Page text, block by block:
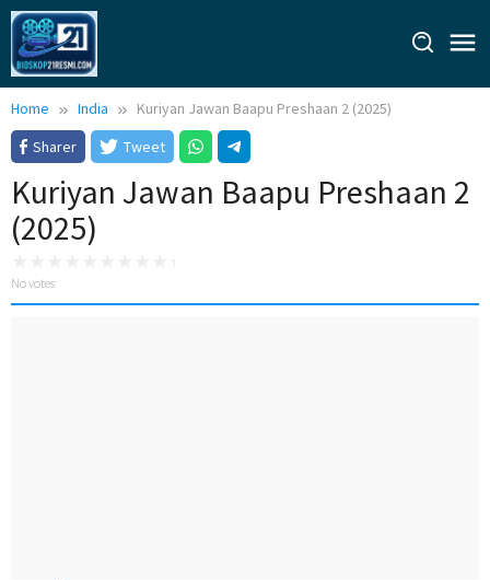
Skip
content
Home India
Kuriyan Jawan Baapu Preshaan 2 (2025)
Sharer
Tweet
Kuriyan Jawan Baapu Preshaan 2
(2025)
No votes